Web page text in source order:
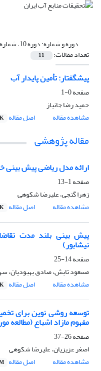
دوره و شماره:دوره 10، شماره 3، زمستان 1393
تعداد مقالات: 11
پیشگفتار: تأمین پایدار آب
صفحه0-1
حمید رضا جانباز
مشاهده مقاله
اصل مقاله
مقاله پژوهشی
ارائه مدل ریاضی پیش
صفحه1-13
زهرا گنجی، علیرضا شکوهی
مشاهده مقاله
اصل مقاله
پیش بینی بلند مدت
نیشابور)
صفحه14-25
مسعود تابش، صادق بهبودیان،
مشاهده مقاله
اصل مقاله
توسعه روشی نوین برای
مفهوم مازاد اشباع (مطالعه
صفحه26-37
اصغر عزیزیان، علیرضا شکوهی
مشاهده مقاله
اصل مقاله